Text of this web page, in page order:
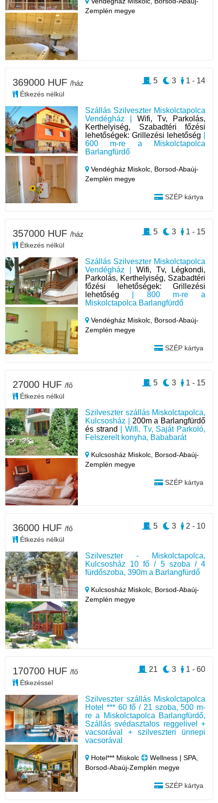
Zemplén megye
Szállás Szilveszter Miskolctapolca
Vendégház | Wifi, Tv, Parkolás,
Kerthelyiség, Szabadtéri főzési
lehetőségek: Grillezési lehetőség
600 m-re a Miskolctapolca
Barlangfürdő
Vendégház Miskolc, Borsod-Abaúj-
Zemplén megye
SZÉP kártya
369000 HUF /ház
Étkezés nélkül
1 - 14
3
5
Szállás Szilveszter Miskolctapolca
Vendégház |Wifi, Tv, Légkondi,
Parkolás, Kerthelyiség, Szabadtéri
főzési lehetőségek: Grillezési
lehetőség | 800 m-re a
Miskolctapolca Barlangfürdő
Vendégház Miskolc, Borsod-Abaúj-
Zemplén megye
SZÉP kártya
357000 HUF /ház
Étkezés nélkül
1 - 15
3
5
Szilveszter szállás Miskolctapolca,
Kulcsosház | 200m a Barlangfürdő
és strand
| Wifi, Tv, Saját Parkoló,
Felszerelt konyha, Bababarát
Kulcsosház Miskolc, Borsod-Abaúj-
Zemplén megye
SZÉP kártya
27000 HUF /fő
Étkezés nélkül
1 - 15
3
5
Szilveszter - Miskolctapolca,
Kulcsosház 10 fő / 5 szoba / 4
fürdőszoba, 390m a Barlangfürdő
Kulcsosház Miskolc, Borsod-Abaúj-
Zemplén megye
36000 HUF /fő
Étkezés nélkül
2 - 10
3
5
Szilveszter szállás Miskolctapolca
Hotel *** 60 fő / 21 szoba, 500 m-
re a Miskolctapolca Barlangfürdő,
Szállás svédasztalos reggelivel +
vacsorával + szilveszteri ünnepi
vacsorával
Hotel*** Miskolc
Wellness | SPA,
Borsod-Abaúj-Zemplén megye
SZÉP kártya
170700 HUF /fő
Étkezéssel
1 - 60
3
21